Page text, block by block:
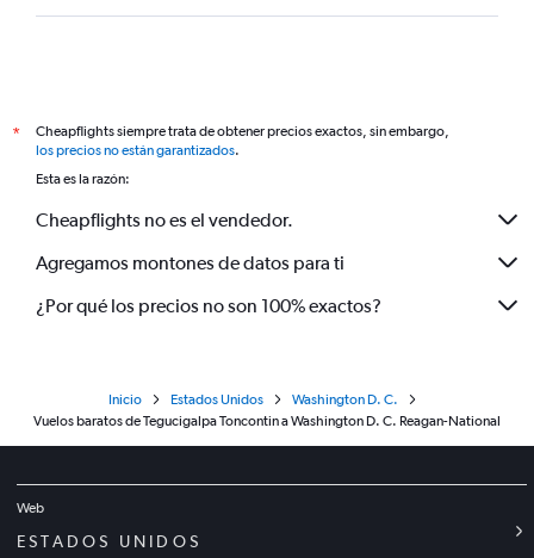
*
Cheapflights siempre trata de obtener precios exactos, sin embargo,
los precios no están garantizados.
Esta es la razón:
Cheapflights no es el vendedor.
Agregamos montones de datos para ti
¿Por qué los precios no son 100% exactos?
Inicio Estados Unidos
Washington D. C.
Vuelos baratos de Tegucigalpa Toncontin a Washington D. C. Reagan-National
Web
ESTADOS UNIDOS